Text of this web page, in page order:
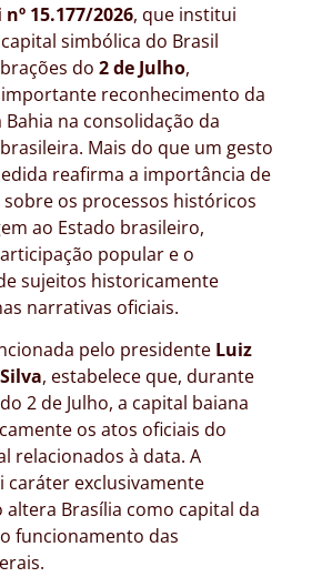
nº 15.177/2026, que institui
simbólica do Brasil
do 2 de Julho,
reconhecimento da
na consolidação da
Mais do que um gesto
reafirma a importância de
os processos históricos
ao Estado brasileiro,
popular e o
sujeitos historicamente
narrativas oficiais.
pelo presidente Luiz
, estabelece que, durante
2 de Julho, a capital baiana
os atos oficiais do
relacionados à data. A
caráter exclusivamente
altera Brasília como capital da
funcionamento das